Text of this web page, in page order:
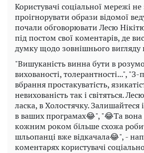
Користувачі соціальної мережі
проігнорувати образи відомої
почали обговорювати Лесю
під постом свої коментарів, де
думку щодо зовнішнього вигляду
"Вишуканість винна бути в
вихованості, толерантності...", "З-
вбрання простакуватість,
невихованість так і світяться.
ласка, в Холостячку.
в ваших програмах😂", "😂Та
кожним роком більше схожа
шльопанці вже відкачала😂", -
коментарях користувачі